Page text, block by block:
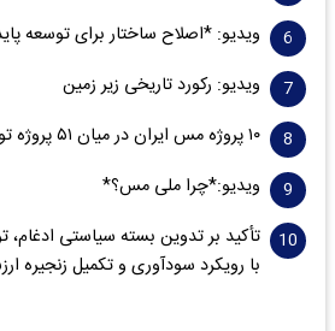
ویدیو: *اصلاح ساختار برای توسعه
ویدیو: رکورد تاریخی زیر زمین
۱۰ پروژه مس ایران در میان ۵۱ پروژه توسعه‌ای مس جهان
ویدیو:*چرا ملی مس؟*
تأکید بر تدوین بسته سیاستی ادغام،
با رویکرد سودآوری و تکمیل زنجیره